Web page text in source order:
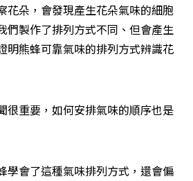
花朵，會發現產生花朵氣味的細胞
們製作了排列方式不同、但會產生
明熊蜂可靠氣味的排列方式辨識花
很重要，如何安排氣味的順序也是
學會了這種氣味排列方式，還會偏